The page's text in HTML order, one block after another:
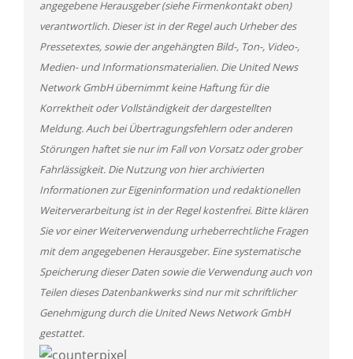
angegebene Herausgeber (siehe Firmenkontakt oben)
verantwortlich. Dieser ist in der Regel auch Urheber des
Pressetextes, sowie der angehängten Bild-, Ton-, Video-,
Medien- und Informationsmaterialien. Die United News
Network GmbH übernimmt keine Haftung für die
Korrektheit oder Vollständigkeit der dargestellten
Meldung. Auch bei Übertragungsfehlern oder anderen
Störungen haftet sie nur im Fall von Vorsatz oder grober
Fahrlässigkeit. Die Nutzung von hier archivierten
Informationen zur Eigeninformation und redaktionellen
Weiterverarbeitung ist in der Regel kostenfrei. Bitte klären
Sie vor einer Weiterverwendung urheberrechtliche Fragen
mit dem angegebenen Herausgeber. Eine systematische
Speicherung dieser Daten sowie die Verwendung auch von
Teilen dieses Datenbankwerks sind nur mit schriftlicher
Genehmigung durch die United News Network GmbH
gestattet.